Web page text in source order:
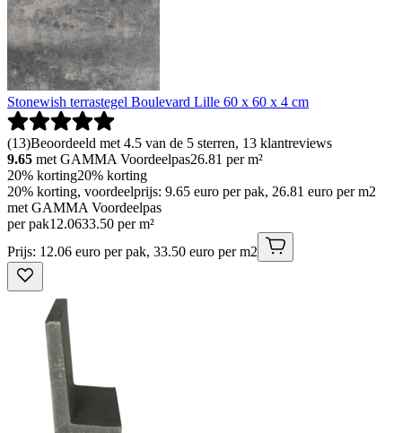
Stonewish terrastegel Boulevard Lille 60 x 60 x 4 cm
(13)Beoordeeld met 4.5 van de 5 sterren, 13 klantreviews
9.65 met GAMMA Voordeelpas26.81 per m²
20% korting20% korting
20% korting, voordeelprijs: 9.65 euro per pak, 26.81 euro per m2
met GAMMA Voordeelpas
per pak12.0633.50 per m²
Prijs: 12.06 euro per pak, 33.50 euro per m2